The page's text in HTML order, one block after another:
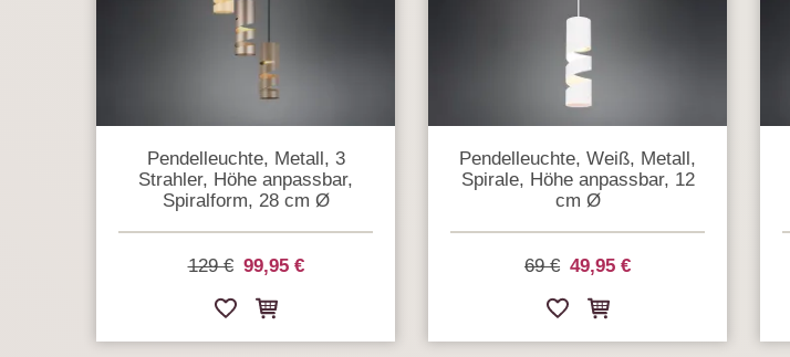
Pendelleuchte, Metall, 3
Strahler, Höhe anpassbar,
Spiralform, 28 cm Ø
129 € 99,95 €
Pendelleuchte, Weiß, Metall,
Spirale, Höhe anpassbar, 12
cm Ø
69 € 49,95 €